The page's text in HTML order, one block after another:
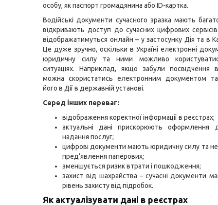
особу, як паспорт громадянина або ID-картка.
Водійські документи сучасного зразка мають
відкривають доступ до сучасних цифрових
відображатимуться онлайн – у застосунку Дія та в
Це дуже зручно, оскільки в Україні електронні
юридичну силу та ними можливо
ситуаціях. Наприклад, якщо забули посвідчення
можна скористатись електронним документом
його в Дії в державній установі.
Серед інших переваг:
відображення коректної інформації в реєстрах;
актуальні дані прискорюють оформлення
надання послуг;
цифрові документи мають юридичну силу та
пред’явлення паперових;
зменшується ризик втрати і пошкодження;
захист від шахрайства – сучасні документи
рівень захисту від підробок.
Як актуалізувати дані в реєстрах